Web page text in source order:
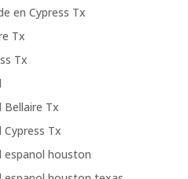
en Cypress Tx
Tx
Tx
Tx
Tx
houston